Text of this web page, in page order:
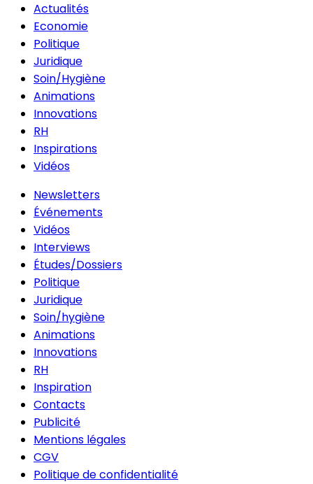
Actualités
Economie
Politique
Juridique
Soin/Hygiène
Animations
Innovations
RH
Inspirations
Vidéos
Newsletters
Événements
Vidéos
Interviews
Études/Dossiers
Politique
Juridique
Soin/hygiène
Animations
Innovations
RH
Inspiration
Contacts
Publicité
Mentions légales
CGV
Politique de confidentialité